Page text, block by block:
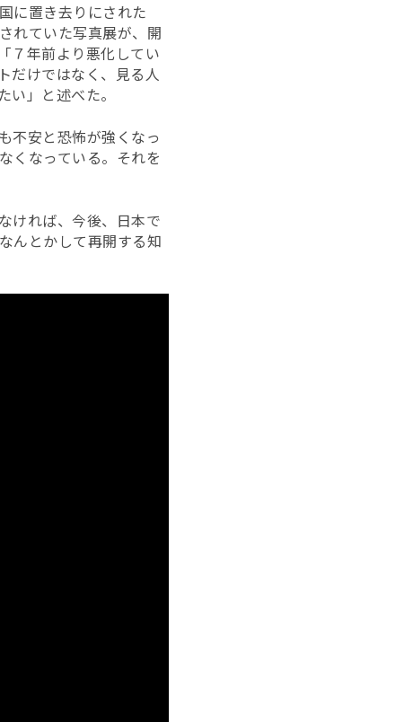
に置き去りにされた
れていた写真展が、開
７年前より悪化してい
だけではなく、見る人
」と述べた。
不安と恐怖が強くなっ
くなっている。それを
ければ、今後、日本で
んとかして再開する知